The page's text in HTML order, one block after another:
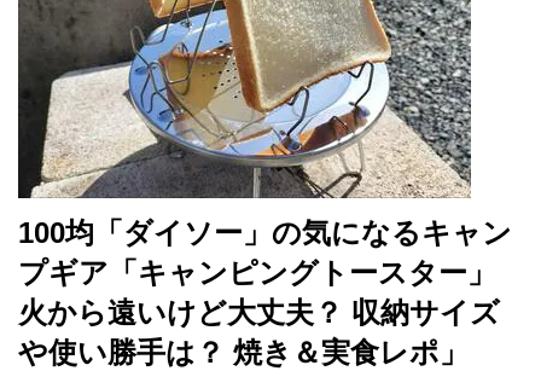
100均「ダイソー」の気になるキャン
プギア「キャンピングトースター」
火から遠いけど大丈夫？ 収納サイズ
や使い勝手は？ 焼き＆実食レポ」